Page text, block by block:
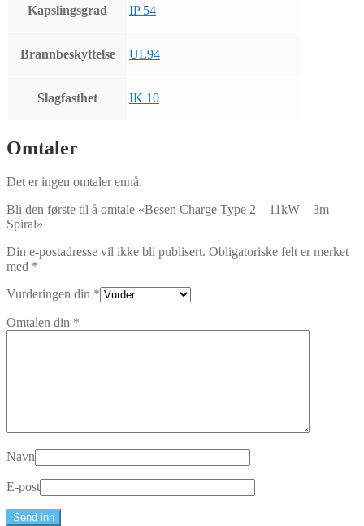
Kapslingsgrad IP 54
Brannbeskyttelse UL94
Slagfasthet IK 10
Omtaler
Det er ingen omtaler ennå.
Bli den første til å omtale «Besen Charge Type 2 – 11kW – 3m –
Spiral»
Din e-postadresse vil ikke bli publisert. Obligatoriske felt er merket
med *
Vurderingen din *
Omtalen din *
Navn
E-post